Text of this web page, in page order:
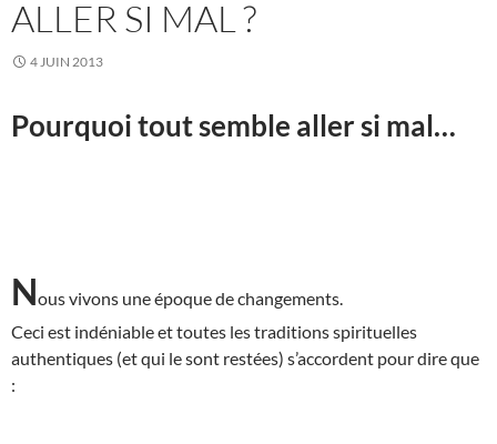
ALLER SI MAL ?
4 JUIN 2013
Pourquoi tout semble aller si mal…
Nous vivons une époque de changements.
Ceci est indéniable et toutes les traditions spirituelles
authentiques (et qui le sont restées) s’accordent pour dire que
: